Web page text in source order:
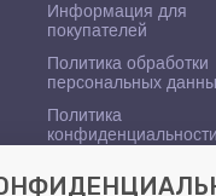
Информация для
покупателей
Политика обработки
персональных
Политика
конфиденциальности